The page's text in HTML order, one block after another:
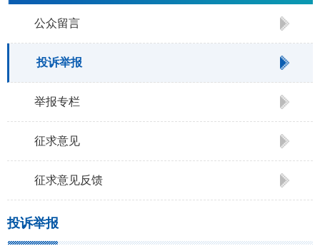
公众留言
投诉举报
举报专栏
征求意见
征求意见反馈
投诉举报